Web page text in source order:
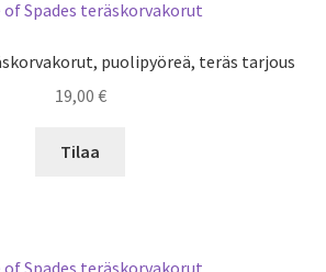
puolipyöreä, teräs tarjous
19,00 €
Tilaa